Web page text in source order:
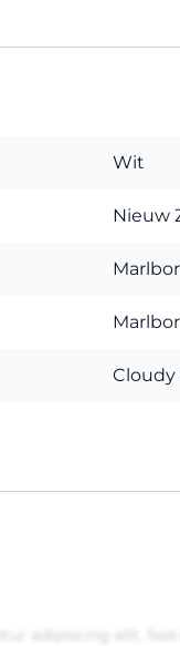
Wit
Nieuw
Cloudy
adipiscing elit.